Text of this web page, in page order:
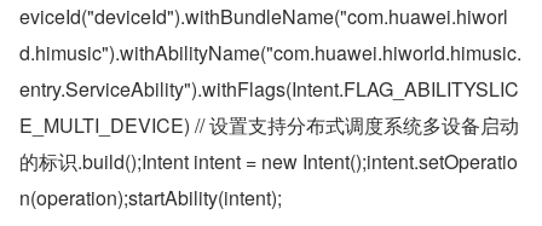
eviceId("deviceId").withBundleName("com.huawei.hiworl
d.himusic").withAbilityName("com.huawei.hiworld.himusic.
entry.ServiceAbility").withFlags(Intent.FLAG_ABILITYSLIC
E_MULTI_DEVICE) // 设置支持分布式调度系统多设备启动
的标识.build();Intent intent = new Intent();intent.setOperatio
n(operation);startAbility(intent);